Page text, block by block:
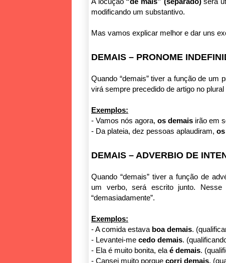
modificando um substantivo.
Mas vamos explicar melhor e dar uns
DEMAIS – PRONOME
Quando “demais” tiver a função de um
virá sempre precedido de artigo no plural
Exemplos:
- Vamos nós agora, os demais irão em
- Da plateia, dez pessoas aplaudiram,
DEMAIS – ADVERBIO DE
Quando “demais” tiver a função de
um verbo, será escrito junto. Nesse
“demasiadamente”.
Exemplos:
- A comida estava boa demais.
- Levantei-me cedo demais.
- Ela é muito bonita, ela é demais.
- Cansei muito porque corri demais.